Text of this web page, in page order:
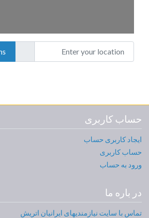
Enter your location
حساب کاربری
ایجاد کاربری حساب
حساب کاربری
ورود به حساب
در باره ما
تماس با سایت نیازمندیهای ایرانیان اتریش